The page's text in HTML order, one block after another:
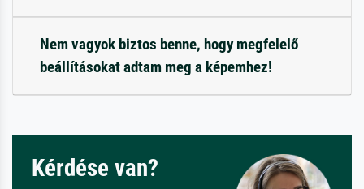
Nem vagyok biztos benne, hogy megfelelő
beállításokat adtam meg a képemhez!
Kérdése van?